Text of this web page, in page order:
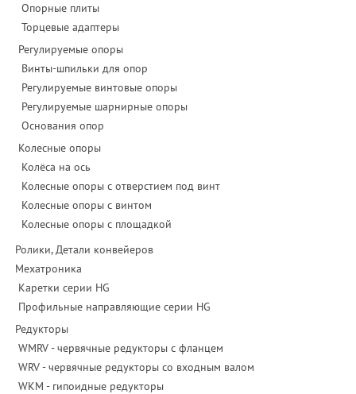
Опорные плиты
Торцевые адаптеры
Регулируемые опоры
Винты-шпильки для опор
Регулируемые винтовые опоры
Регулируемые шарнирные опоры
Основания опор
Колесные опоры
Колёса на ось
Колесные опоры с отверстием под винт
Колесные опоры с винтом
Колесные опоры с площадкой
Ролики, Детали конвейеров
Мехатроника
Каретки серии HG
Профильные направляющие серии HG
Редукторы
WMRV - червячные редукторы с фланцем
WRV - червячные редукторы со входным валом
WKM - гипоидные редукторы